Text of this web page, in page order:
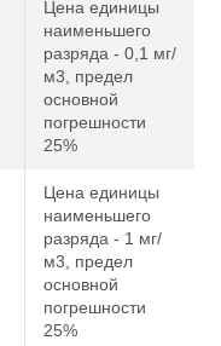
Цена единицы
наименьшего
разряда - 0,1 мг/
м3, предел
основной
погрешности
25%
Цена единицы
наименьшего
разряда - 1 мг/
м3, предел
основной
погрешности
25%